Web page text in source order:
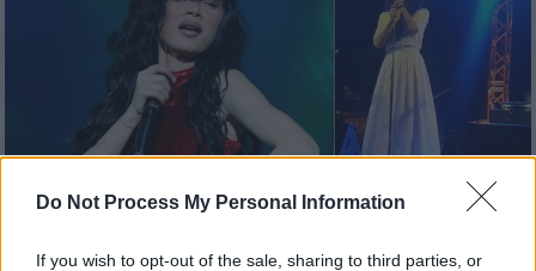
Do Not Process My Personal Information
If you wish to opt-out of the sale, sharing to third parties, or
Lifestyle|25.08.2019 10:31